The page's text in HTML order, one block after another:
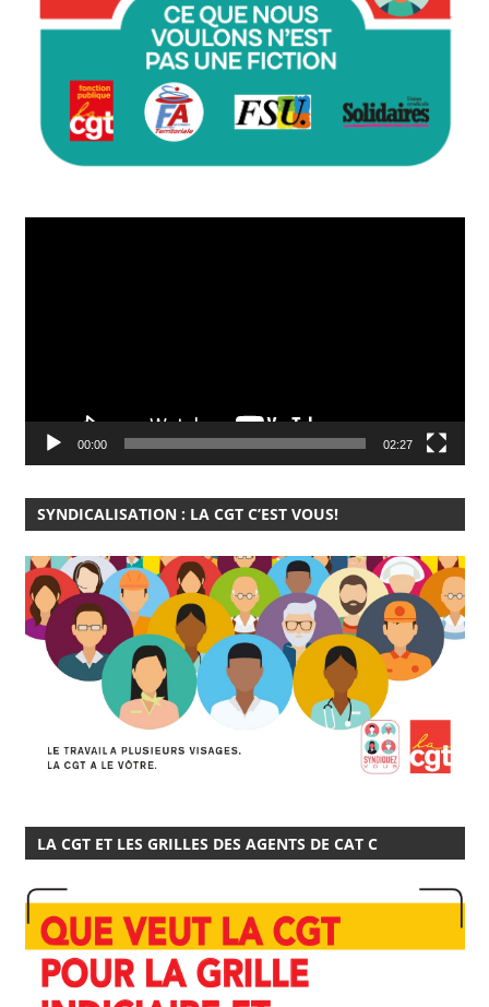
00:00 02:27
SYNDICALISATION : LA CGT C’EST VOUS!
LA CGT ET LES GRILLES DES AGENTS DE CAT C